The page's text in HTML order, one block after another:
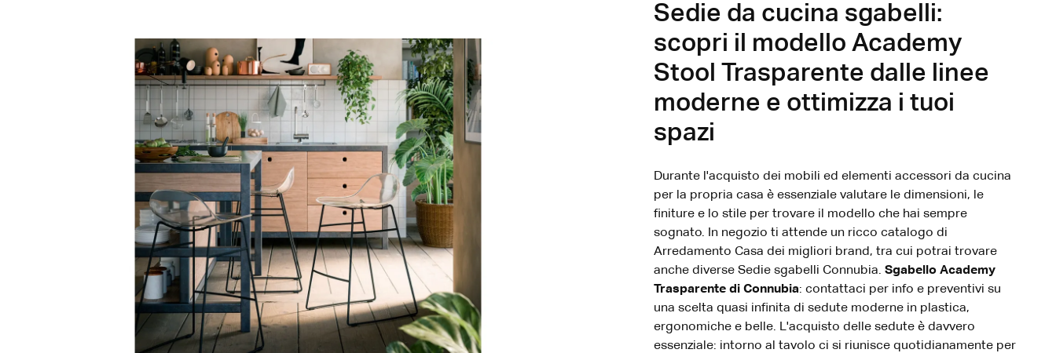
Sedie da cucina sgabelli:
scopri il modello Academy
Stool Trasparente dalle linee
moderne e ottimizza i tuoi
spazi
Durante l'acquisto dei mobili ed elementi accessori da cucina
per la propria casa è essenziale valutare le dimensioni, le
finiture e lo stile per trovare il modello che hai sempre
sognato. In negozio ti attende un ricco catalogo di
Arredamento Casa dei migliori brand, tra cui potrai trovare
anche diverse Sedie sgabelli Connubia. Sgabello Academy
Trasparente di Connubia: contattaci per info e preventivi su
una scelta quasi infinita di sedute moderne in plastica,
ergonomiche e belle. L'acquisto delle sedute è davvero
essenziale: intorno al tavolo ci si riunisce quotidianamente per